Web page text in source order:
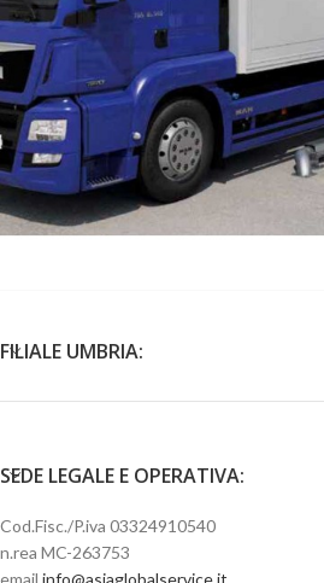
FILIALE UMBRIA:
SEDE LEGALE E OPERATIVA:
Cod.Fisc./P.iva 03324910540
n.rea MC-263753